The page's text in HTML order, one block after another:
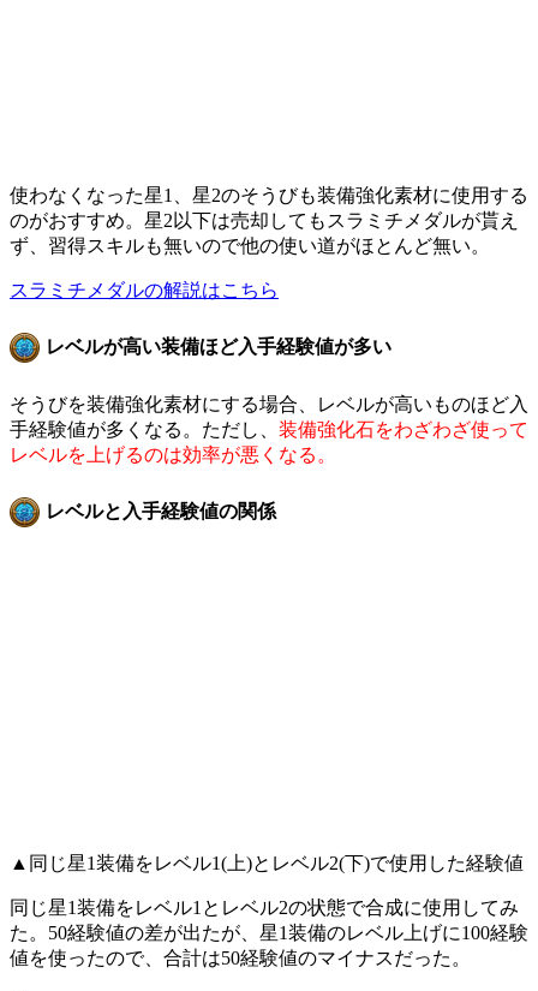
使わなくなった星1、星2のそうびも装備強化素材に使用する
のがおすすめ。星2以下は売却してもスラミチメダルが貰え
ず、習得スキルも無いので他の使い道がほとんど無い。
スラミチメダルの解説はこちら
レベルが高い装備ほど入手経験値が多い
そうびを装備強化素材にする場合、レベルが高いものほど入
手経験値が多くなる。ただし、 装備強化石をわざわざ使って
レベルを上げるのは効率が悪くなる。
レベルと入手経験値の関係
▲同じ星1装備をレベル1(上)とレベル2(下)で使用した経験値
同じ星1装備をレベル1とレベル2の状態で合成に使用してみ
た。50経験値の差が出たが、星1装備のレベル上げに100経験
値を使ったので、合計は50経験値のマイナスだった。